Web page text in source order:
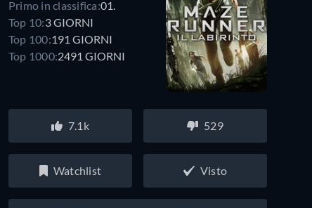
Primo in classifica:01.
Top 10:3 GIORNI
Top 100:191 GIORNI
Top 1000:2491 GIORNI
7.1k 529
Watchlist Visto